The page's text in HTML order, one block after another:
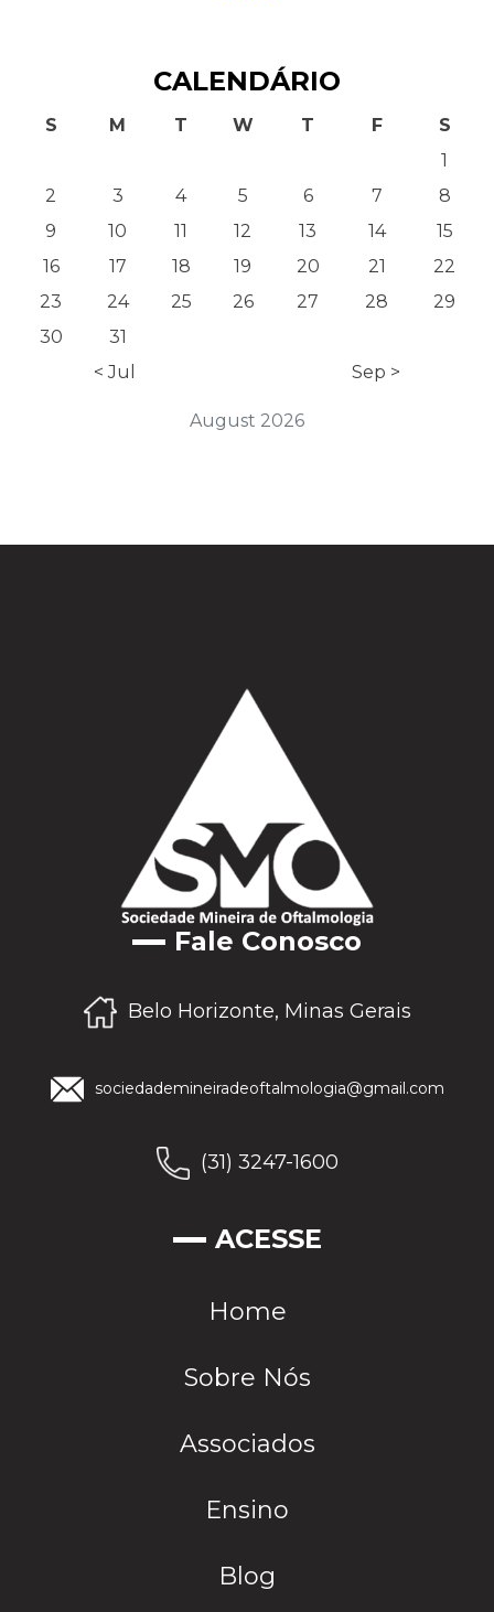
CALENDÁRIO
August 2026
S M T W T F
S
1
2
3 4 5 6 7
8
9
10 11 12 13 14
15
16
17 18 19 20 21
22
23
24 25 26 27 28
29
30
31
< Jul
Sep >
Fale Conosco
Belo Horizonte, Minas Gerais
sociedademineiradeoftalmologia@gmail.com
(31) 3247-1600
ACESSE
Home
Sobre Nós
Associados
Ensino
Blog